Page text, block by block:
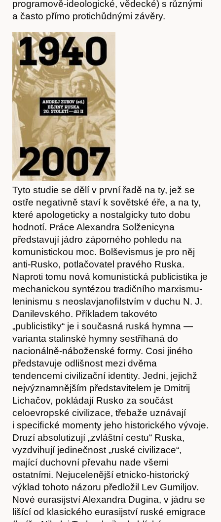
Články
programově-ideologické, vědecké) s různými
a často přímo protichůdnými závěry.
Tyto studie se dělí v první řadě na ty, jež se
ostře negativně staví k sovětské éře, a na ty,
které apologeticky a nostalgicky tuto dobu
hodnotí. Práce Alexandra Solženicyna
představují jádro záporného pohledu na
komunistickou moc. Bolševismus je pro něj
anti-Rusko, potlačovatel pravého Ruska.
Naproti tomu nová komunistická publicistika je
mechanickou syntézou tradičního marxismu-
leninismu s neoslavjanoﬁlstvím v duchu N. J.
Danilevského. Příkladem takovéto
„publicistiky“ je i současná ruská hymna —
varianta stalinské hymny sestříhaná do
nacionálně-náboženské formy. Cosi jiného
představuje odlišnost mezi dvěma
tendencemi civilizační identity. Jedni, jejichž
nejvýznamnějším představitelem je Dmitrij
Lichačov, pokládají Rusko za součást
celoevropské civilizace, třebaže uznávají
i speciﬁcké momenty jeho historického vývoje.
Druzí absolutizují „zvláštní cestu“ Ruska,
vyzdvihují jedinečnost „ruské civilizace“,
mající duchovní převahu nade všemi
ostatními. Nejucelenější etnicko-historický
výklad tohoto názoru předložil Lev Gumiljov.
Nové eurasijství Alexandra Dugina, v jádru se
lišící od klasického eurasijství ruské emigrace